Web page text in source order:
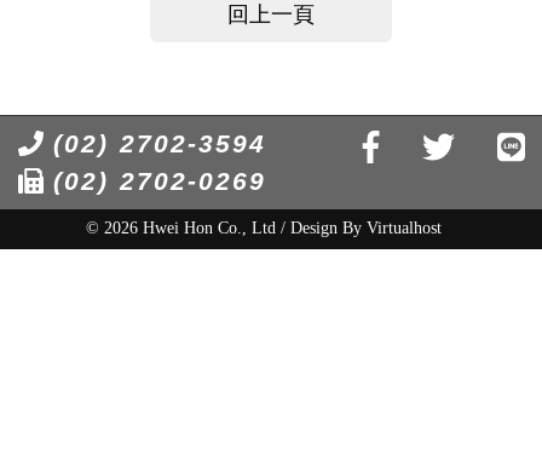
回上一頁
(02) 2702-3594
(02) 2702-0269
© 2026 Hwei Hon Co., Ltd / Design By Virtualhost